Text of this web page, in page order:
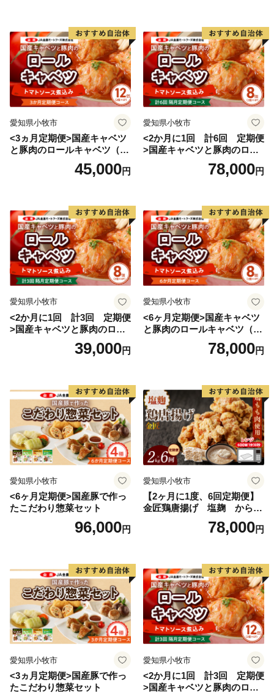
愛知県小牧市
<3ヵ月定期便>国産キャベツ
と豚肉のロールキャベツ（6P
45,000円
愛知県小牧市
<2か月に1回 計6回 定期便
>国産キャベツと豚肉のロー
ルキャベツ（4P入り）
78,000円
愛知県小牧市
<2か月に1回 計3回 定期便
>国産キャベツと豚肉のロー
ルキャベツ（4P入り）
39,000円
愛知県小牧市
<6ヶ月定期便>国産キャベツ
と豚肉のロールキャベツ（4P
78,000円
愛知県小牧市
<6ヶ月定期便>国産豚で作っ
たこだわり惣菜セット
96,000円
愛知県小牧市
【2ヶ月に1度、6回定期便】
金匠鶏唐揚げ 塩麹 からあ
78,000円
愛知県小牧市
<3ヵ月定期便>国産豚で作っ
たこだわり惣菜セット
愛知県小牧市
<2か月に1回 計3回 定期便
>国産キャベツと豚肉のロー